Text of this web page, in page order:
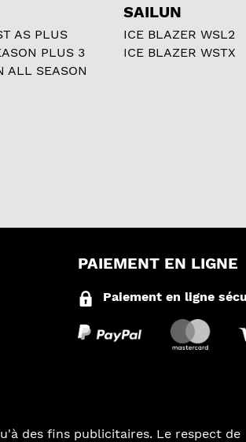
AS PLUS
PLUS 3
ALL SEASON
SAILUN
ICE BLAZER WSL2
ICE BLAZER WSTX
PAIEMENT EN LIGNE
Paiement en ligne
des fins publicitaires. Le respect de